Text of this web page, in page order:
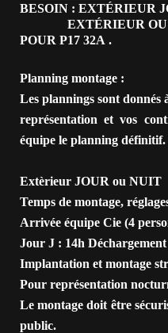
BESOIN : EXTÉRIEUR
EXTÉRIEUR OU
POUR P17 32A .
Planning montage :
Les plannings sont
représentation et vos
équipe le planning
Extèrieur JOUR ou NUIT
Temps de montage,
Arrivée équipe Cie (4
Jour J : 14h
Implantation et montage
Pour représentation
Le montage doit être
public.